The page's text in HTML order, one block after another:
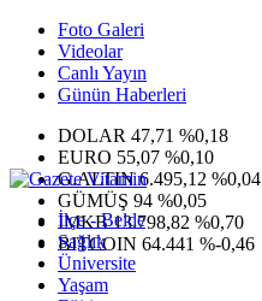
Foto Galeri
Videolar
Canlı Yayın
Günün Haberleri
DOLAR 47,71 %0,18
EURO 55,07 %0,10
G.ALTIN6.495,12 %0,04
GÜMÜŞ 94 %0,05
IMKB13.798,82 %0,70
BITCOIN 64.441 %-0,46
İlçe - Belde
Sağlık
Üniversite
Yaşam